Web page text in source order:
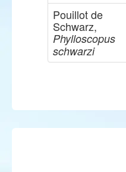
Pouillot de
Schwarz,
Phylloscopus
schwarzi